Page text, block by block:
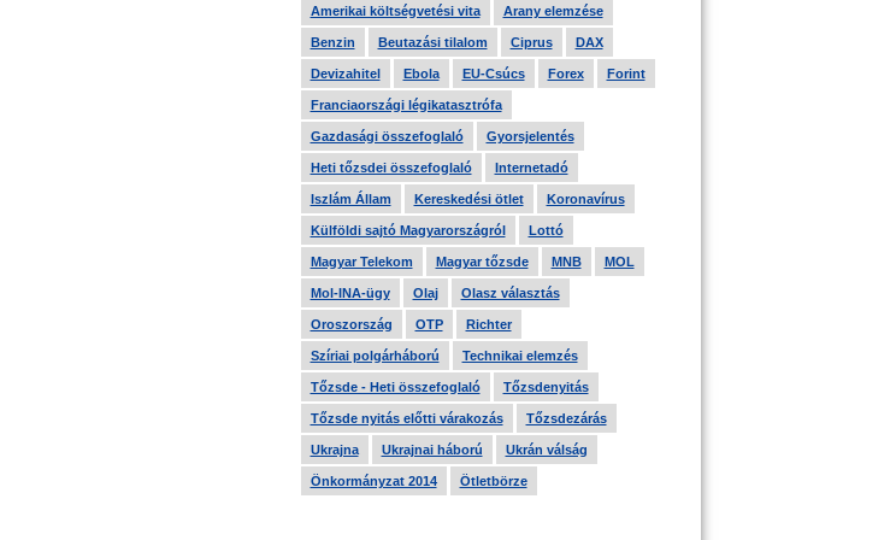
Amerikai költségvetési vita Arany elemzése
Benzin Beutazási tilalom Ciprus DAX
Devizahitel Ebola EU-Csúcs Forex Forint
Franciaországi légikatasztrófa
Gazdasági összefoglaló Gyorsjelentés
Heti tőzsdei összefoglaló Internetadó
Iszlám Állam Kereskedési ötlet Koronavírus
Külföldi sajtó Magyarországról Lottó
Magyar Telekom Magyar tőzsde MNB MOL
Mol-INA-ügy Olaj Olasz választás
Oroszország OTP Richter
Szíriai polgárháború Technikai elemzés
Tőzsde - Heti összefoglaló Tőzsdenyitás
Tőzsde nyitás előtti várakozás Tőzsdezárás
Ukrajna Ukrajnai háború Ukrán válság
Önkormányzat 2014 Ötletbörze